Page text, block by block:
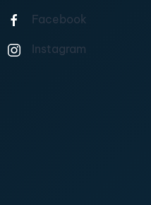
Facebook
Instagram